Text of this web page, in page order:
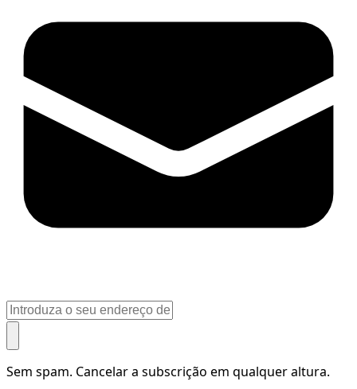
Sem spam. Cancelar a subscrição em qualquer altura.